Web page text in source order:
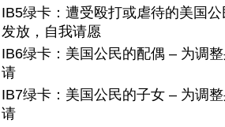
IB5绿卡：遭受殴打或虐待的美国
发放，自我请愿
IB6绿卡：美国公民的配偶 – 为调
请
IB7绿卡：美国公民的子女 – 为调
请